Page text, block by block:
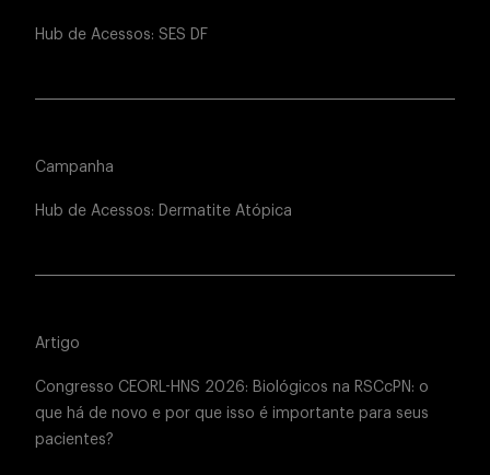
Hub de Acessos: SES DF
Campanha
Hub de Acessos: Dermatite Atópica
Artigo
Congresso CEORL-HNS 2026: Biológicos na RSCcPN: o
que há de novo e por que isso é importante para seus
pacientes?